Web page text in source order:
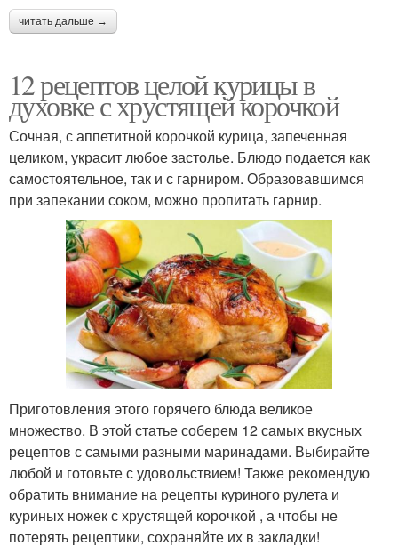
курицы
Картошка с курицей
Картошки с курицей Бедро с картошкой
Картошки в духовке Курица в сливках
Кусочки с картошкой
Курица в домашнем
соусе
Курочка с картошкой
читать дальше →
12 рецептов целой курицы в
духовке с хрустящей корочкой
Сочная, с аппетитной корочкой курица, запеченная
целиком, украсит любое застолье. Блюдо подается как
самостоятельное, так и с гарниром. Образовавшимся
при запекании соком, можно пропитать гарнир.
Приготовления этого горячего блюда великое
множество. В этой статье соберем 12 самых вкусных
рецептов с самыми разными маринадами. Выбирайте
любой и готовьте с удовольствием! Также рекомендую
обратить внимание на рецепты куриного рулета и
куриных ножек с хрустящей корочкой , а чтобы не
потерять рецептики, сохраняйте их в закладки!